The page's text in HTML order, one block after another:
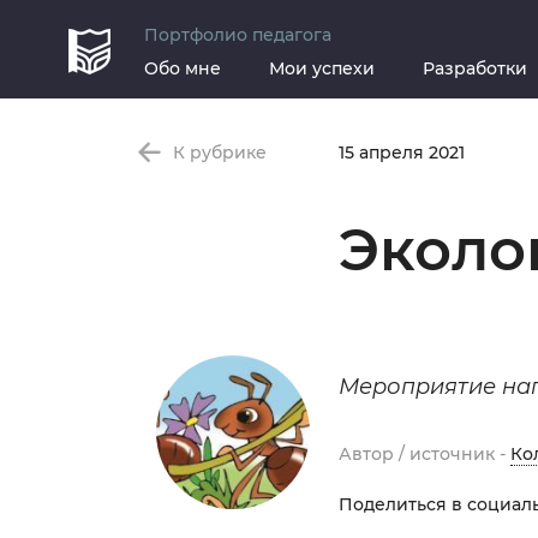
К рубрике 15 апреля 2021
Мероприятие
Автор / источник -
Поделиться в
Портфолио педагога
Обо мне
Мои успехи Разработки